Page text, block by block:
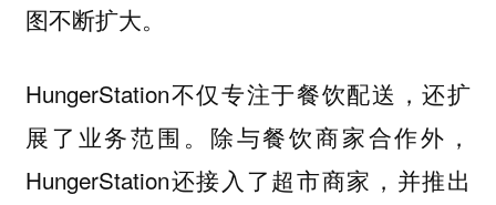
图不断扩大。
HungerStation不仅专注于餐饮配送，还扩
展了业务范围。除与餐饮商家合作外，
HungerStation还接入了超市商家，并推出